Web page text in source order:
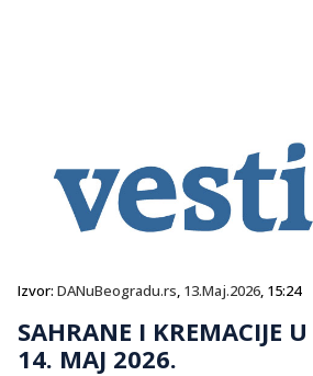
Izvor: DANuBeogradu.rs, 13.Maj.2026, 15:24
SAHRANE I KREMACIJE
14. MAJ 2026.